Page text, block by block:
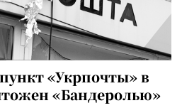
«Укрпочты» в
«Бандеролью»